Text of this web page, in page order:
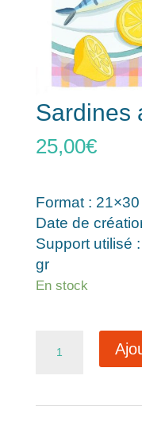
Sardines
25,00€
Format :
Date de
Support utilisé
gr
En stock
au